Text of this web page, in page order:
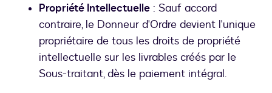
Propriété Intellectuelle : Sauf accord
contraire, le Donneur d'Ordre devient l'unique
propriétaire de tous les droits de propriété
intellectuelle sur les livrables créés par le
Sous-traitant, dès le paiement intégral.